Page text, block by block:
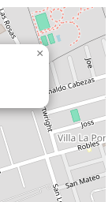
×